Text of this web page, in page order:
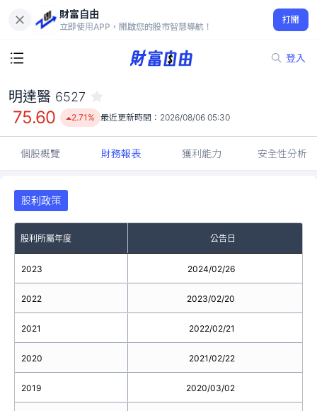
財富自由
立即使用APP，開啟您的股市智慧導航！
打開
登入
75.60
2.71%
明達醫 6527
75.60 2.71% 最近更新時間： 2026/08/06 05:30
個股概覽 財務報表 獲利能力 安全性分析
股利政策
股利所屬年度 公告日
2023
2022
2021
2020
2019
2024/02/26
2023/02/20
2022/02/21
2021/02/22
2020/03/02